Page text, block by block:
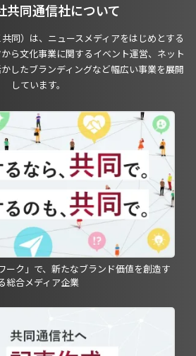
共同通信社について
同）は、ニュースメディアをはじめとする
ら文化事業に関するイベント運営、ネット
したブランディングなど幅広い事業を展開
しています。
ーク」で、新たなブランド価値を創造す
総合メディア企業